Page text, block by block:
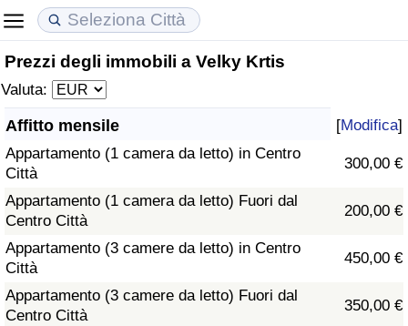
Prezzi degli immobili a Velky Krtis
Valuta:
Affitto mensile [Modifica]
Appartamento (1 camera da letto) in Centro
Città
300,00 €
Appartamento (1 camera da letto) Fuori dal
Centro Città
200,00 €
Appartamento (3 camere da letto) in Centro
Città
450,00 €
Appartamento (3 camere da letto) Fuori dal
Centro Città
350,00 €
Costo della vita
Indice Del Costo Della Vita (corrente)
Indice Del Costo Della Vita
Indice del Costo della Vita per Nazione
ad Aqaba
Prezzi degli immobili
Indice del Prezzo delle Case (Corrente)
Indice del Prezzo delle Case
Indice del Prezzo delle Case per Nazione
Qualità della Vita
Indice della Qualità della Vita
Indice della Qualità della Vita (Corrente)
Indice della qualità della vita per Paese
Criminalità
Indice del Tasso di Criminalità (Corrente)